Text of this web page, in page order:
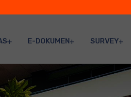
E-DOKUMEN SURVEY